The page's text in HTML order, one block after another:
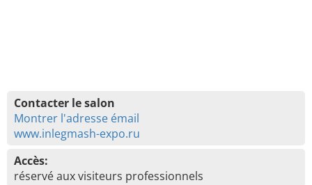
Contacter le salon
Montrer l'adresse émail
www.inlegmash-expo.ru
Accès:
réservé aux visiteurs professionnels